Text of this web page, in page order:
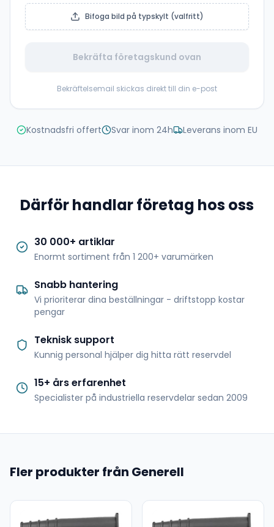
Bifoga bild på typskylt (valfritt)
Bekräfta företagskund ovan
Bekräftelsemail skickas direkt till din e-post
Kostnadsfri offert Svar inom 24h Leverans inom EU
Därför handlar företag hos oss
30 000+ artiklar
Enormt sortiment från 1 200+ varumärken
Snabb hantering
Vi prioriterar dina beställningar - driftstopp kostar
pengar
Teknisk support
Kunnig personal hjälper dig hitta rätt reservdel
15+ års erfarenhet
Specialister på industriella reservdelar sedan 2009
Fler produkter från Generell